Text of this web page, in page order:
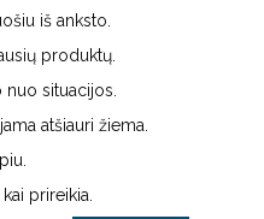
iš anksto.
produktų.
nuo situacijos.
atšiauri žiema.
prireikia.